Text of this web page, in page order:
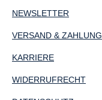
NEWSLETTER
VERSAND & ZAHLUNG
KARRIERE
WIDERRUFRECHT